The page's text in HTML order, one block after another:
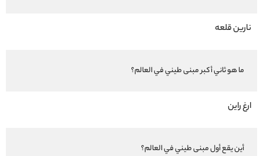
نارين قلعه
ما هو ثاني أكبر مبنى طيني في العالم؟
ارغ راين
أين يقع أول مبنى طيني في العالم؟